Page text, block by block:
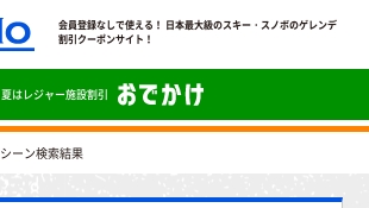
会員登録なしで使える！ 日本最大級のスキー・スノボのゲレンデ
割引クーポンサイト！
夏はレジャー施設割引
シーン検索結果